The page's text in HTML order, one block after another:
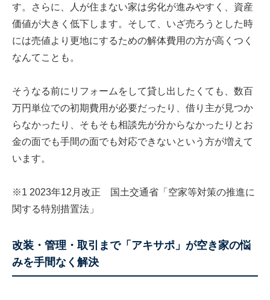
す。さらに、人が住まない家は劣化が進みやすく、資産
価値が大きく低下します。そして、いざ売ろうとした時
には売値より更地にするための解体費用の方が高くつく
なんてことも。
そうなる前にリフォームをして貸し出したくても、数百
万円単位での初期費用が必要だったり、借り主が見つか
らなかったり、そもそも相談先が分からなかったりとお
金の面でも手間の面でも対応できないという方が増えて
います。
※1 2023年12月改正 国土交通省「空家等対策の推進に
関する特別措置法」
改装・管理・取引まで「アキサポ」が空き家の悩
みを手間なく解決